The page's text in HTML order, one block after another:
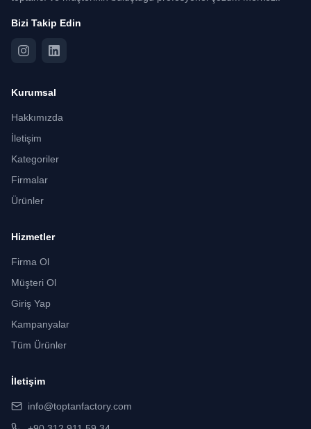
Bizi Takip Edin
Kurumsal
Hakkımızda
İletişim
Kategoriler
Firmalar
Ürünler
Hizmetler
Firma Ol
Müşteri Ol
Giriş Yap
Kampanyalar
Tüm Ürünler
İletişim
info@toptanfactory.com